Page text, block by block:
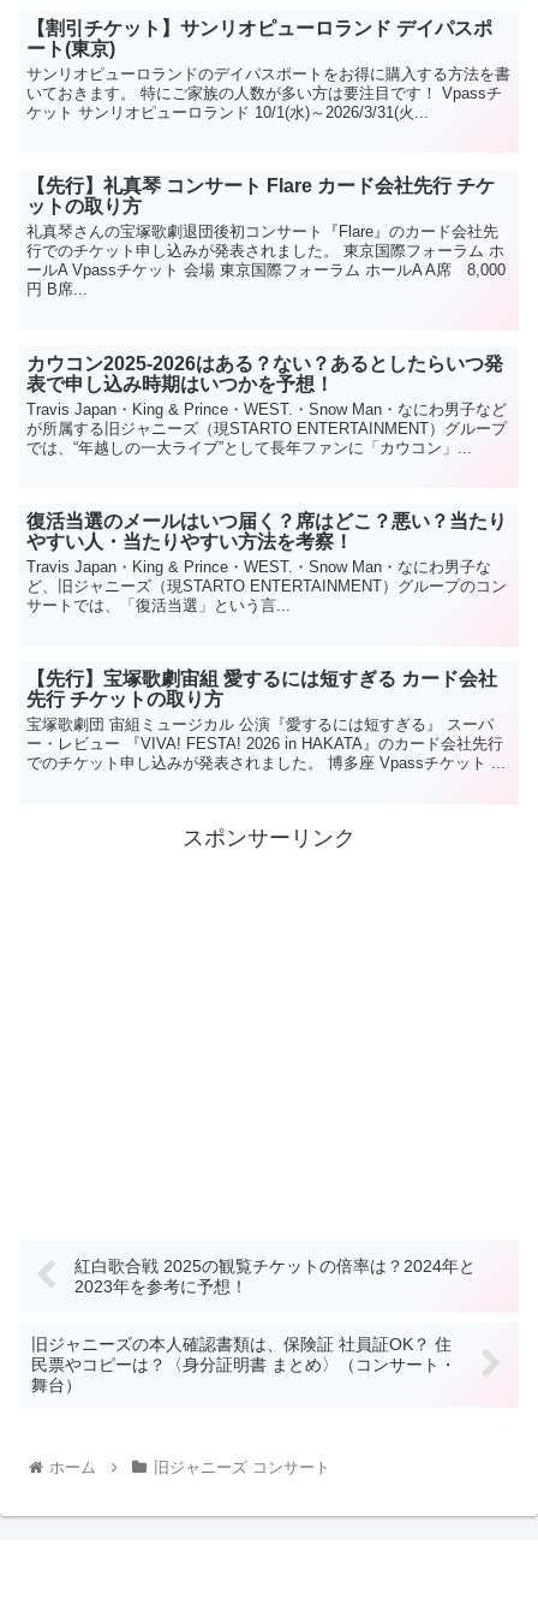
【割引チケット】サンリオピューロランド デイパスポ
ート(東京)
サンリオピューロランドのデイパスポートをお得に購入する方法を書
いておきます。 特にご家族の人数が多い方は要注目です！ Vpassチ
ケット サンリオピューロランド 10/1(水)～2026/3/31(火...
【先行】礼真琴 コンサート Flare カード会社先行 チケ
ットの取り方
礼真琴さんの宝塚歌劇退団後初コンサート『Flare』のカード会社先
行でのチケット申し込みが発表されました。 東京国際フォーラム ホ
ールA Vpassチケット 会場 東京国際フォーラム ホールA A席 8,000
円 B席...
カウコン2025-2026はある？ない？あるとしたらいつ発
表で申し込み時期はいつかを予想！
Travis Japan・King & Prince・WEST.・Snow Man・なにわ男子など
が所属する旧ジャニーズ（現STARTO ENTERTAINMENT）グループ
では、“年越しの一大ライブ”として長年ファンに「カウコン」...
復活当選のメールはいつ届く？席はどこ？悪い？当たり
やすい人・当たりやすい方法を考察！
Travis Japan・King & Prince・WEST.・Snow Man・なにわ男子な
ど、旧ジャニーズ（現STARTO ENTERTAINMENT）グループのコン
サートでは、「復活当選」という言...
【先行】宝塚歌劇宙組 愛するには短すぎる カード会社
先行 チケットの取り方
宝塚歌劇団 宙組ミュージカル 公演『愛するには短すぎる』 スーパ
ー・レビュー 『VIVA! FESTA! 2026 in HAKATA』のカード会社先行
でのチケット申し込みが発表されました。 博多座 Vpassチケット ...
スポンサーリンク
紅白歌合戦 2025の観覧チケットの倍率は？2024年と
2023年を参考に予想！
旧ジャニーズの本人確認書類は、保険証 社員証OK？ 住
民票やコピーは？〈身分証明書 まとめ〉（コンサート・
舞台）
ホーム 旧ジャニーズ コンサート